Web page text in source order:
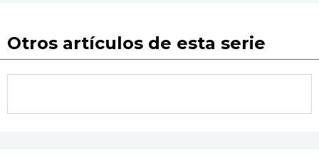
Otros artículos de esta serie